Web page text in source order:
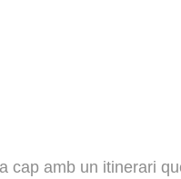
cap amb un itinerari